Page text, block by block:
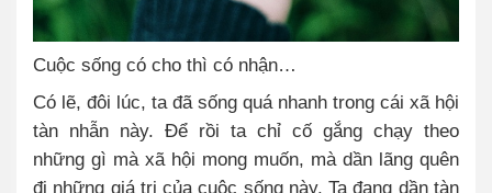
Cuộc sống có cho thì có nhận…
Có lẽ, đôi lúc, ta đã sống quá nhanh trong cái xã hội
tàn nhẫn này. Để rồi ta chỉ cố gắng chạy theo
những gì mà xã hội mong muốn, mà dần lãng quên
đi những giá trị của cuộc sống này. Ta đang dần tàn